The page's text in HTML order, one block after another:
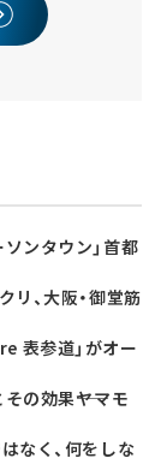
ンタウン」首都
リ、大阪・御堂筋
表参道」がオー
の効果――ヤマモ
なく、何をしな